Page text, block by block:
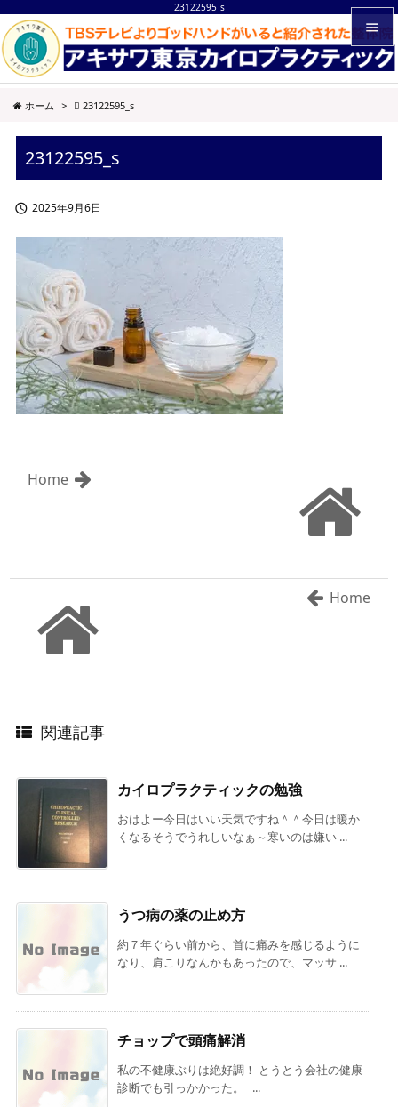
23122595_s


メニュ
ホーム > 23122595_s
23122595_s
 2025年9月6日
Home
Home
関連記事
カイロプラクティックの勉強
おはよー今日はいい天気ですね＾＾今日は暖か
くなるそうでうれしいなぁ～寒いのは嫌い ...
うつ病の薬の止め方
約７年ぐらい前から、首に痛みを感じるように
なり、肩こりなんかもあったので、マッサ ...
チョップで頭痛解消
私の不健康ぶりは絶好調！ とうとう会社の健康
診断でも引っかかった。 ...